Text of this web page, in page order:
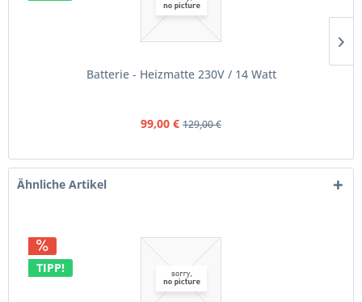
Batterie - Heizmatte 230V / 14 Watt
99,00 € 129,00 €
Ähnliche Artikel
TIPP!